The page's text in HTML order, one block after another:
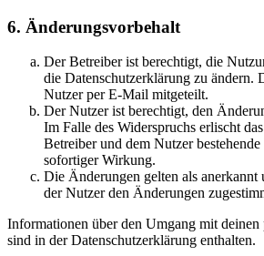
6. Änderungsvorbehalt
Der Betreiber ist berechtigt, die
die Datenschutzerklärung zu ändern.
Nutzer per E-Mail mitgeteilt.
Der Nutzer ist berechtigt, den
Im Falle des Widerspruchs erlischt
Betreiber und dem Nutzer
sofortiger Wirkung.
Die Änderungen gelten als
der Nutzer den Änderungen
Informationen über den Umgang mit deinen
sind in der Datenschutzerklärung enthalten.